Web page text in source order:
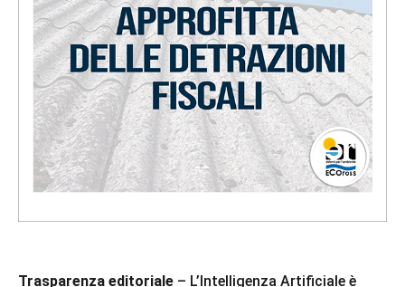
Trasparenza editoriale – L’Intelligenza Artificiale è